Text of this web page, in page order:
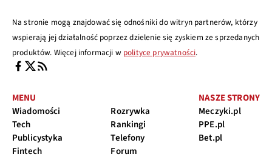
Na stronie mogą znajdować się odnośniki do witryn partnerów, którzy
wspierają jej działalność poprzez dzielenie się zyskiem ze sprzedanych
produktów. Więcej informacji w polityce prywatności.
MENU
Wiadomości
Tech
Publicystyka
Fintech
Rozrywka
Rankingi
Telefony
Forum
NASZE STRONY
Meczyki.pl
PPE.pl
Bet.pl